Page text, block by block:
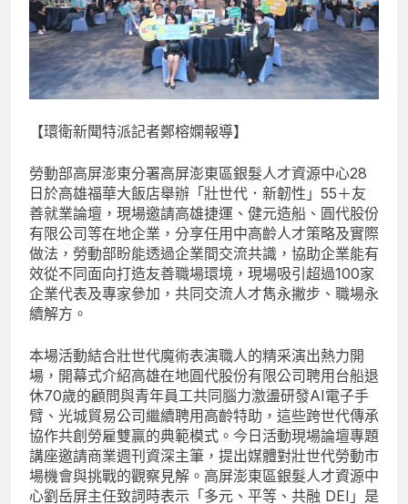
【環衛新聞特派記者鄭榕嫻報導】
勞動部高屏澎東分署高屏澎東區銀髮人才資源中心28
日於高雄福華大飯店舉辦「壯世代．新韌性」55＋友
善就業論壇，現場邀請高雄捷運、健元造船、圓代股份
有限公司等在地企業，分享任用中高齡人才策略及實際
做法，勞動部盼能透過企業間交流共識，協助企業能有
效從不同面向打造友善職場環境，現場吸引超過100家
企業代表及專家參加，共同交流人才雋永撇步、職場永
續解方。
本場活動結合壯世代魔術表演職人的精采演出熱力開
場，開幕式介紹高雄在地圓代股份有限公司聘用台船退
休70歲的顧問與青年員工共同腦力激盪研發AI電子手
臂、光城貿易公司繼續聘用高齡特助，這些跨世代傳承
協作共創勞雇雙贏的典範模式。今日活動現場論壇專題
講座邀請商業週刊資深主筆，提出媒體對壯世代勞動市
場機會與挑戰的觀察見解。高屏澎東區銀髮人才資源中
心劉岳屏主任致詞時表示「多元、平等、共融 DEI」是